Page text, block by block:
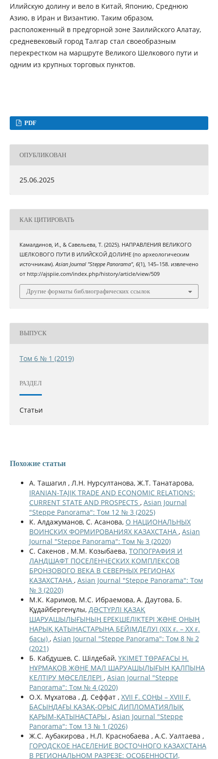
Илийскую долину и вело в Китай, Японию, Среднюю
Азию, в Иран и Византию. Таким образом,
расположенный в предгорной зоне Заилийского Алатау,
средневековый город Талгар стал своеобразным
перекрестком на маршруте Великого Шелкового пути и
одним из крупных торговых пунктов.
PDF
ОПУБЛИКОВАН
25.06.2025
КАК ЦИТИРОВАТЬ
Камалдинов, И., & Савельева, Т. (2025). НАПРАВЛЕНИЯ ВЕЛИКОГО
ШЕЛКОВОГО ПУТИ В ИЛИЙСКОЙ ДОЛИНЕ (по археологическим
источникам).Asian Journal "Steppe Panorama", 6(1), 145–158. извлечено
от http://ajspiie.com/index.php/history/article/view/509
Другие форматы библиографических ссылок
ВЫПУСК
Том 6 № 1 (2019)
РАЗДЕЛ
Статьи
Похожие статьи
A. Ташагил , Л.Н. Нурсултанова, Ж.Т. Танатарова,
IRANIAN-TAJIK TRADE AND ECONOMIC RELATIONS:
CURRENT STATE AND PROSPECTS , Asian Journal
"Steppe Panorama": Том 12 № 3 (2025)
К. Алдажуманов, С. Асанова, О НАЦИОНАЛЬНЫХ
ВОИНСКИХ ФОРМИРОВАНИЯХ КАЗАХСТАНА , Asian
Journal "Steppe Panorama": Том № 3 (2020)
С. Сакенов , М.М. Козыбаева, ТОПОГРАФИЯ И
ЛАНДШАФТ ПОСЕЛЕНЧЕСКИХ КОМПЛЕКСОВ
БРОНЗОВОГО ВЕКА В СЕВЕРНЫХ РЕГИОНАХ
КАЗАХСТАНА , Asian Journal "Steppe Panorama": Том
№ 3 (2020)
М.К. Каримов, М.С. Ибраемова, А. Даутова, Б.
Құдайбергенұлы, ДƏСТҮРЛІ ҚАЗАҚ
ШАРУАШЫЛЫҒЫНЫҢ ЕРЕКШЕЛІКТЕРІ ЖƏНЕ ОНЫҢ
НАРЫҚ ҚАТЫНАСТАРЫНА БЕЙІМДЕЛУІ (ХІХ ғ. – ХХ ғ.
басы) , Asian Journal "Steppe Panorama": Том 8 № 2
(2021)
Б. Кабдушев, С. Шілдебай, ҮКІМЕТ ТӨРАҒАСЫ Н.
НҰРМАҚОВ ЖƏНЕ МАЛ ШАРУАШЫЛЫҒЫН ҚАЛПЫНА
КЕЛТІРУ МƏСЕЛЕЛЕРІ , Asian Journal "Steppe
Panorama": Том № 4 (2020)
О.Х. Мұхатова , Д. Сеффат , XVII Ғ. СОҢЫ – XVIII Ғ.
БАСЫНДАҒЫ ҚАЗАҚ-ОРЫС ДИПЛОМАТИЯЛЫҚ
ҚАРЫМ-ҚАТЫНАСТАРЫ , Asian Journal "Steppe
Panorama": Том 13 № 1 (2026)
Ж.С. Аубакирова , Н.Л. Краснобаева , А.С. Уалтаева ,
ГОРОДСКОЕ НАСЕЛЕНИЕ ВОСТОЧНОГО КАЗАХСТАНА
В РЕГИОНАЛЬНОМ РАЗРЕЗЕ: ОСОБЕННОСТИ,